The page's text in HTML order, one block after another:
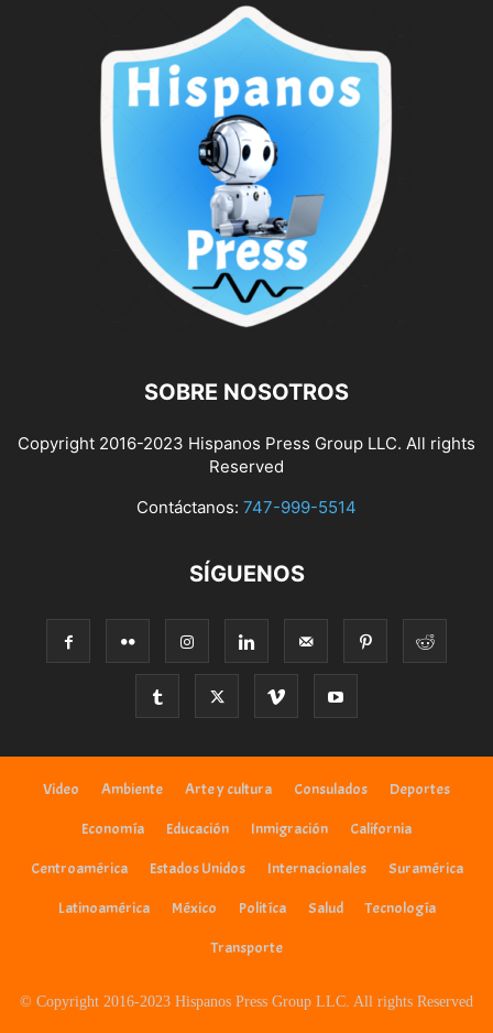
SOBRE NOSOTROS
Copyright 2016-2023 Hispanos Press Group LLC. All rights
Reserved
Contáctanos: 747-999-5514
SÍGUENOS
Video Ambiente Arte y cultura Consulados Deportes
Economía Educación Inmigración California
Centroamérica Estados Unidos Internacionales Suramérica
Latinoamérica México Politíca Salud Tecnología
Transporte
© Copyright 2016-2023 Hispanos Press Group LLC. All rights Reserved